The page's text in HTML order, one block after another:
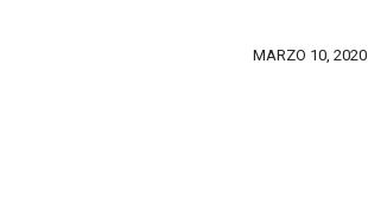
MARZO 10, 2020